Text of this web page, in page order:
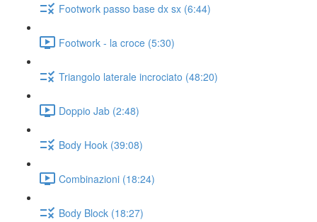
Footwork passo base dx sx (6:44)
Footwork - la croce (5:30)
Triangolo laterale incrociato (48:20)
Doppio Jab (2:48)
Body Hook (39:08)
Combinazioni (18:24)
Body Block (18:27)